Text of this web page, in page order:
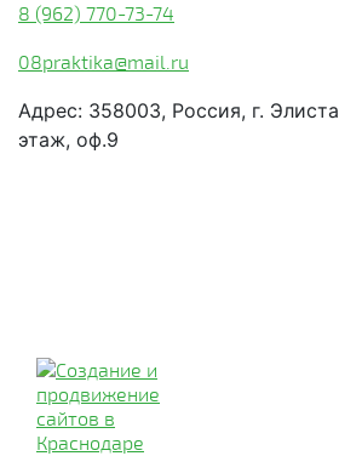
8 (962) 770-73-74
08praktika@mail.ru
Адрес:​ 358003, Россия, г.
этаж, оф.9